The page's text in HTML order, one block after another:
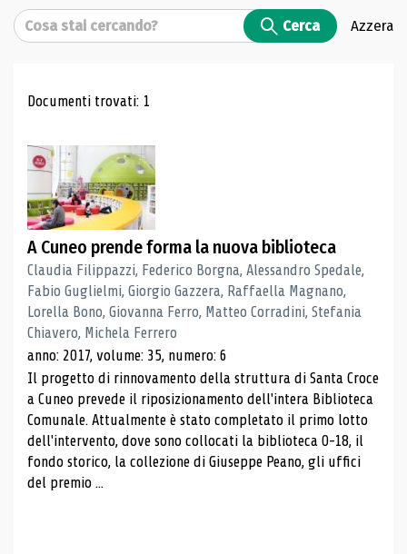
Cerca Cerca Azzera
Risultati di ricerca
Documenti trovati: 1
A Cuneo prende forma la nuova biblioteca
Claudia Filippazzi, Federico Borgna, Alessandro Spedale,
Fabio Guglielmi, Giorgio Gazzera, Raffaella Magnano,
Lorella Bono, Giovanna Ferro, Matteo Corradini, Stefania
Chiavero, Michela Ferrero
anno: 2017, volume: 35, numero: 6
Il progetto di rinnovamento della struttura di Santa Croce
a Cuneo prevede il riposizionamento dell'intera Biblioteca
Comunale. Attualmente è stato completato il primo lotto
dell'intervento, dove sono collocati la biblioteca 0-18, il
fondo storico, la collezione di Giuseppe Peano, gli uffici
del premio ...